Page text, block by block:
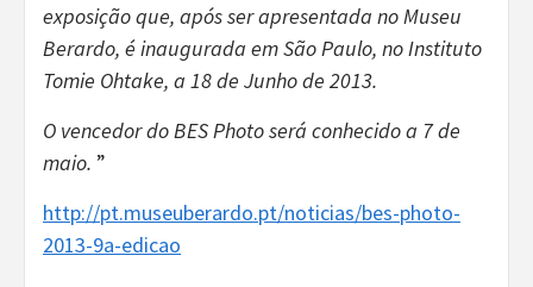
exposição que, após ser apresentada no Museu
Berardo, é inaugurada em São Paulo, no Instituto
Tomie Ohtake, a 18 de Junho de 2013.
O vencedor do BES Photo será conhecido a 7 de
maio. ”
http://pt.museuberardo.pt/noticias/bes-photo-
2013-9a-edicao